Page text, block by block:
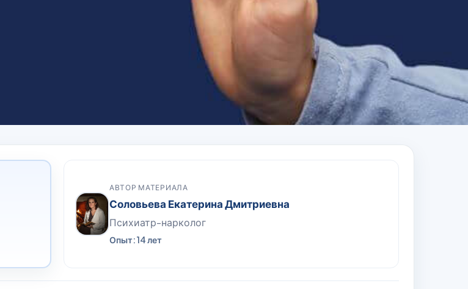
АВТОР МАТЕРИАЛА
Соловьева Екатерина Дмитриевна
Психиатр-нарколог
Опыт: 14 лет